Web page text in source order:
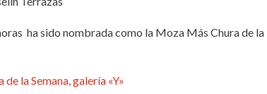
ha sido nombrada como la Moza Más Chura de
la Semana, galería «Y»